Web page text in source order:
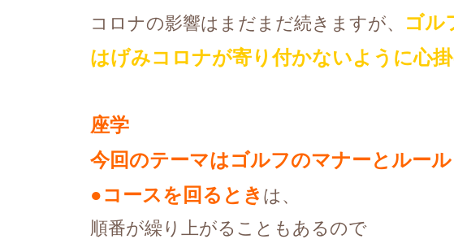
コロナの影響はまだまだ続きますが、
ゴル
はげみコロナが寄り付かないように心掛
座学
今回のテーマはゴルフのマナーとルール
●コースを回るとき は、
順番が繰り上がることもあるので